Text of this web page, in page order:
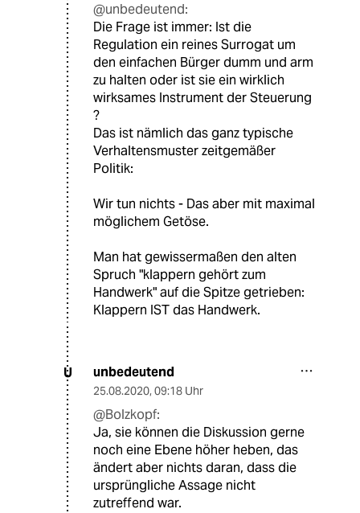
@unbedeutend:
Die Frage ist immer: Ist die
Regulation ein reines Surrogat um
den einfachen Bürger dumm und arm
zu halten oder ist sie ein wirklich
wirksames Instrument der Steuerung
?
Das ist nämlich das ganz typische
Verhaltensmuster zeitgemäßer
Politik:
Wir tun nichts - Das aber mit maximal
möglichem Getöse.
Man hat gewissermaßen den alten
Spruch "klappern gehört zum
Handwerk" auf die Spitze getrieben:
Klappern IST das Handwerk.
U unbedeutend
25.08.2020, 09:18 Uhr
@Bolzkopf:
Ja, sie können die Diskussion gerne
noch eine Ebene höher heben, das
ändert aber nichts daran, dass die
ursprüngliche Assage nicht
zutreffend war.